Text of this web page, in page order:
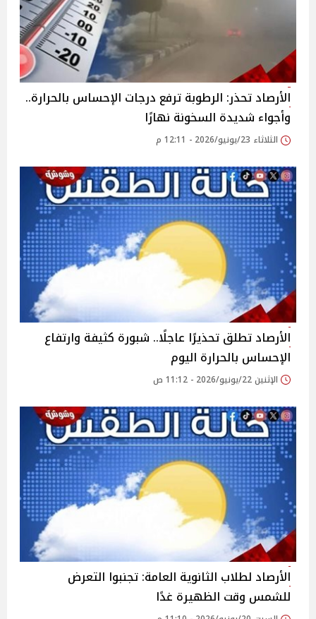
الأرصاد تحذر: الرطوبة ترفع درجات الإحساس بالحرارة..
وأجواء شديدة السخونة نهارًا
الثلاثاء 23/يونيو/2026 - 12:11 م
الأرصاد تطلق تحذيرًا عاجلًا.. شبورة كثيفة وارتفاع
الإحساس بالحرارة اليوم
الإثنين 22/يونيو/2026 - 11:12 ص
الأرصاد لطلاب الثانوية العامة: تجنبوا التعرض
للشمس وقت الظهيرة غدًا